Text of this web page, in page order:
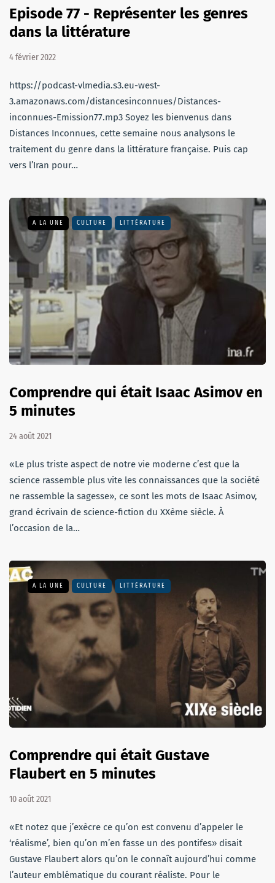
Episode 77 - Représenter les genres
dans la littérature
4 février 2022
https://podcast-vlmedia.s3.eu-west-
3.amazonaws.com/distancesinconnues/Distances-
inconnues-Emission77.mp3 Soyez les bienvenus dans
Distances Inconnues, cette semaine nous analysons le
traitement du genre dans la littérature française. Puis cap
vers l’Iran pour…
A LA UNE CULTURE LITTÉRATURE
Comprendre qui était Isaac Asimov en
5 minutes
24 août 2021
«Le plus triste aspect de notre vie moderne c’est que la
science rassemble plus vite les connaissances que la société
ne rassemble la sagesse», ce sont les mots de Isaac Asimov,
grand écrivain de science-fiction du XXème siècle. À
l’occasion de la…
A LA UNE CULTURE LITTÉRATURE
Comprendre qui était Gustave
Flaubert en 5 minutes
10 août 2021
«Et notez que j’exècre ce qu’on est convenu d’appeler le
‘réalisme’, bien qu’on m’en fasse un des pontifes» disait
Gustave Flaubert alors qu’on le connaît aujourd’hui comme
l’auteur emblématique du courant réaliste. Pour le